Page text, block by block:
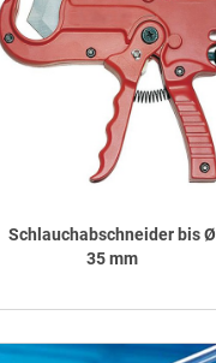
Schlauchabschneider bis Ø
35 mm